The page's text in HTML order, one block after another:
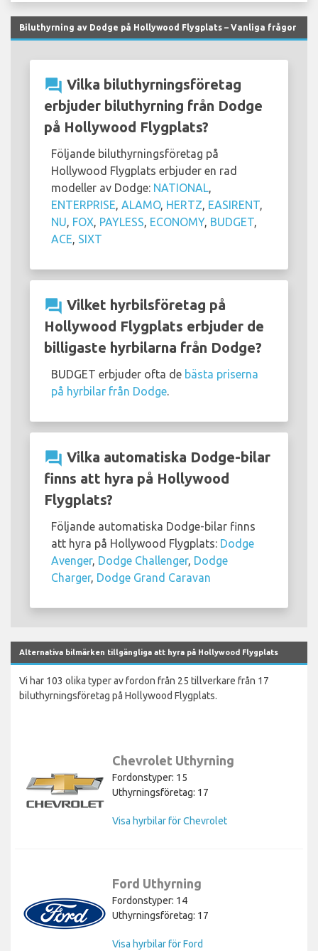
Biluthyrning av Dodge på Hollywood Flygplats – Vanliga frågor
question_answer Vilka biluthyrningsföretag
erbjuder biluthyrning från Dodge
på Hollywood Flygplats?
Följande biluthyrningsföretag på
Hollywood Flygplats erbjuder en rad
modeller av Dodge: NATIONAL,
ENTERPRISE, ALAMO, HERTZ, EASIRENT,
NU, FOX, PAYLESS, ECONOMY, BUDGET,
ACE, SIXT
question_answer Vilket hyrbilsföretag på
Hollywood Flygplats erbjuder de
billigaste hyrbilarna från Dodge?
BUDGET erbjuder ofta de bästa priserna
på hyrbilar från Dodge.
question_answer Vilka automatiska Dodge-bilar
finns att hyra på Hollywood
Flygplats?
Följande automatiska Dodge-bilar finns
att hyra på Hollywood Flygplats: Dodge
Avenger, Dodge Challenger, Dodge
Charger, Dodge Grand Caravan
Alternativa bilmärken tillgängliga att hyra på Hollywood Flygplats
Vi har 103 olika typer av fordon från 25 tillverkare från 17
biluthyrningsföretag på Hollywood Flygplats.
Chevrolet Uthyrning
Fordonstyper: 15
Uthyrningsföretag: 17
Visa hyrbilar för Chevrolet
Ford Uthyrning
Fordonstyper: 14
Uthyrningsföretag: 17
Visa hyrbilar för Ford